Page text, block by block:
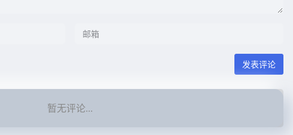
发表评论
暂无评论...